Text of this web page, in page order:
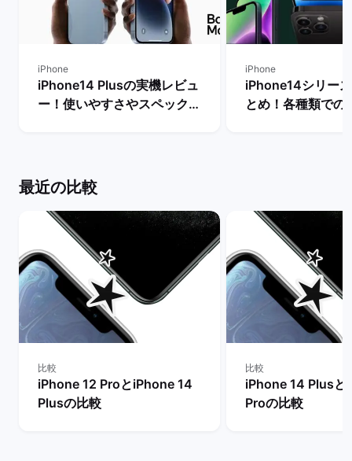
iPhone
iPhone14 Plusの実機レビュ
ー！使いやすさやスペック・
iPhone
iPhone14シリー
とめ！各種類での
最近の比較
比較
iPhone 12 ProとiPhone 14
Plusの比較
比較
iPhone 14 Plusと
Proの比較